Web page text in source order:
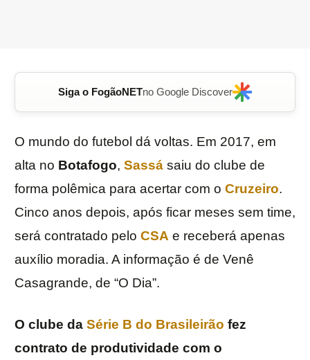
Siga o FogãoNETno Google Discover
O mundo do futebol dá voltas. Em 2017, em
alta no Botafogo, Sassá saiu do clube de
forma polêmica para acertar com o Cruzeiro.
Cinco anos depois, após ficar meses sem time,
será contratado pelo CSA e receberá apenas
auxílio moradia. A informação é de Venê
Casagrande, de “O Dia”.
O clube da Série B do Brasileirão fez
contrato de produtividade com o